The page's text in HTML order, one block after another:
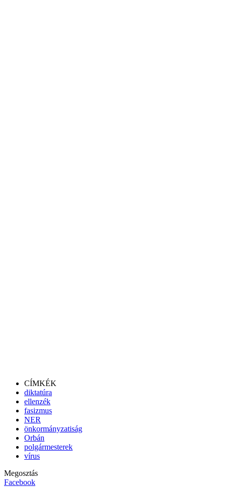
CÍMKÉK
diktatúra
ellenzék
fasizmus
NER
önkormányzatiság
Orbán
polgármesterek
vírus
Megosztás
Facebook